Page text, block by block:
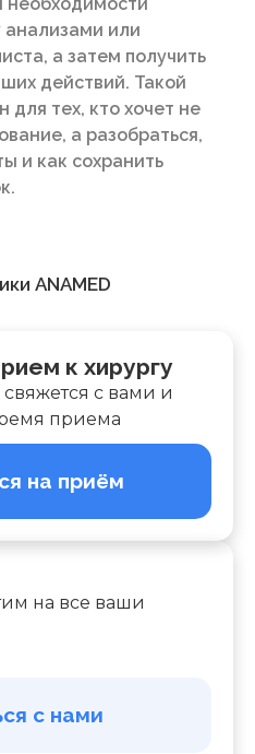
анализами или
а затем получить
действий. Такой
тех, кто хочет не
а разобраться,
и как сохранить
ANAMED
к хирургу
с вами и
приема
на приём
на все ваши
с нами